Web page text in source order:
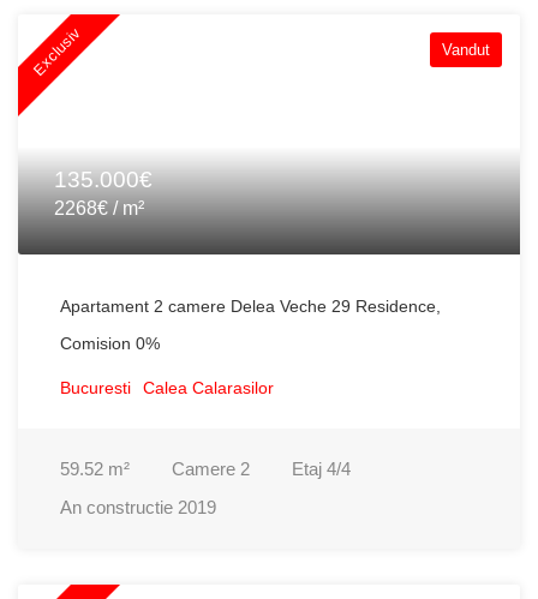
Exclusiv Vandut
135.000€
2268€ / m²
Apartament 2 camere Delea Veche 29 Residence,
Comision 0%
Bucuresti Calea Calarasilor
59.52 m² Camere 2 Etaj 4/4
An constructie 2019